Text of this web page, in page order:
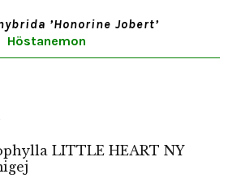
’Honorine Jobert’
Höstanemon